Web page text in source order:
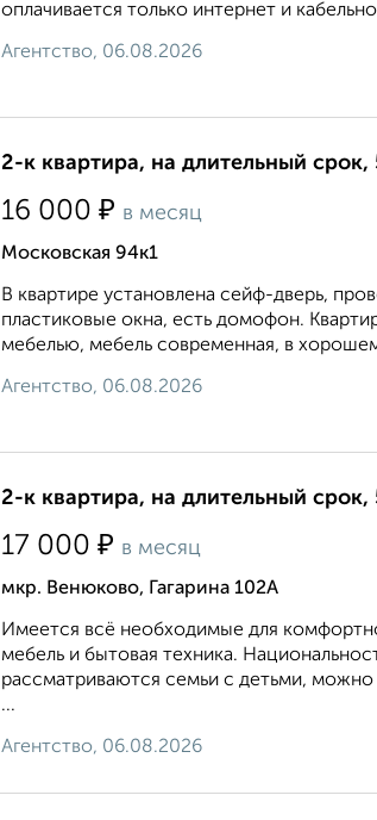
оплачивается только интернет и
Агентство, 06.08.2026
2-к квартира, на длительный
16 000 ₽ в месяц
Московская 94к1
В квартире установлена сейф-дверь,
пластиковые окна, есть домофон.
мебелью, мебель современная, в
Агентство, 06.08.2026
2-к квартира, на длительный
17 000 ₽ в месяц
мкр. Венюково, Гагарина 102А
Имеется всё необходимые для
мебель и бытовая техника.
рассматриваются семьи с детьми,
...
Агентство, 06.08.2026